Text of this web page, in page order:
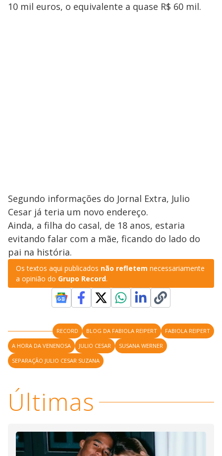
10 mil euros, o equivalente a quase R$ 60 mil.
Segundo informações do Jornal Extra, Julio
Cesar já teria um novo endereço.
Ainda, a filha do casal, de 18 anos, estaria
evitando falar com a mãe, ficando do lado do
pai na história.
Os textos aqui publicados não refletem necessariamente
a opinião do Grupo Record.
RECORD BLOG DA FABIOLA REIPERT
FABIOLA REIPERT
A HORA DA VENENOSA
JULIO CESAR
SUSANA WERNER
SEPARAÇÃO JULIO CESAR SUZANA
Últimas